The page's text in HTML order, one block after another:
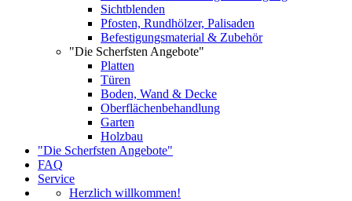
Sichtblenden
Pfosten, Rundhölzer, Palisaden
Befestigungsmaterial & Zubehör
"Die Scherfsten Angebote"
Platten
Türen
Boden, Wand & Decke
Oberflächenbehandlung
Garten
Holzbau
"Die Scherfsten Angebote"
FAQ
Service
Herzlich willkommen!